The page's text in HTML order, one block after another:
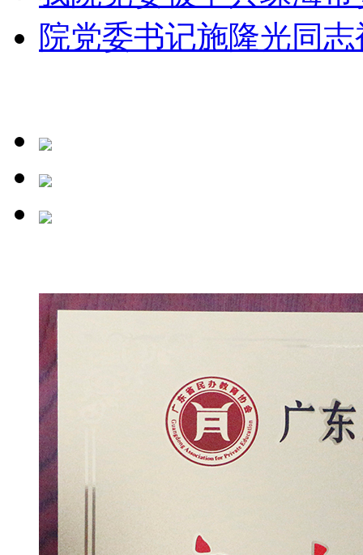
院党委书记施隆光同